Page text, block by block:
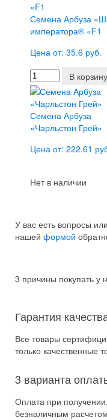
Семена Арбуза
императора® «F1
Цена от: 35.6 руб.
В корзину
Семена Арбуза
«Чарльстон Грей»
Цена от: 222.61
Нет в наличии
У вас есть вопросы
нашей формой
3 причины покупать у
Гарантия
Все товары
только качественные
3 варианта
Оплата при
безналичным